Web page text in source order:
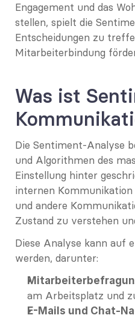
Engagement und das
stellen, spielt die
Entscheidungen zu
Mitarbeiterbindung
Was ist
Die Sentiment-Analyse
und Algorithmen des
Einstellung hinter
internen Kommunikation
und andere
Zustand zu verstehen
Diese Analyse kann auf
werden, darunter:
am Arbeitsplatz und
E-Mails und Chat-